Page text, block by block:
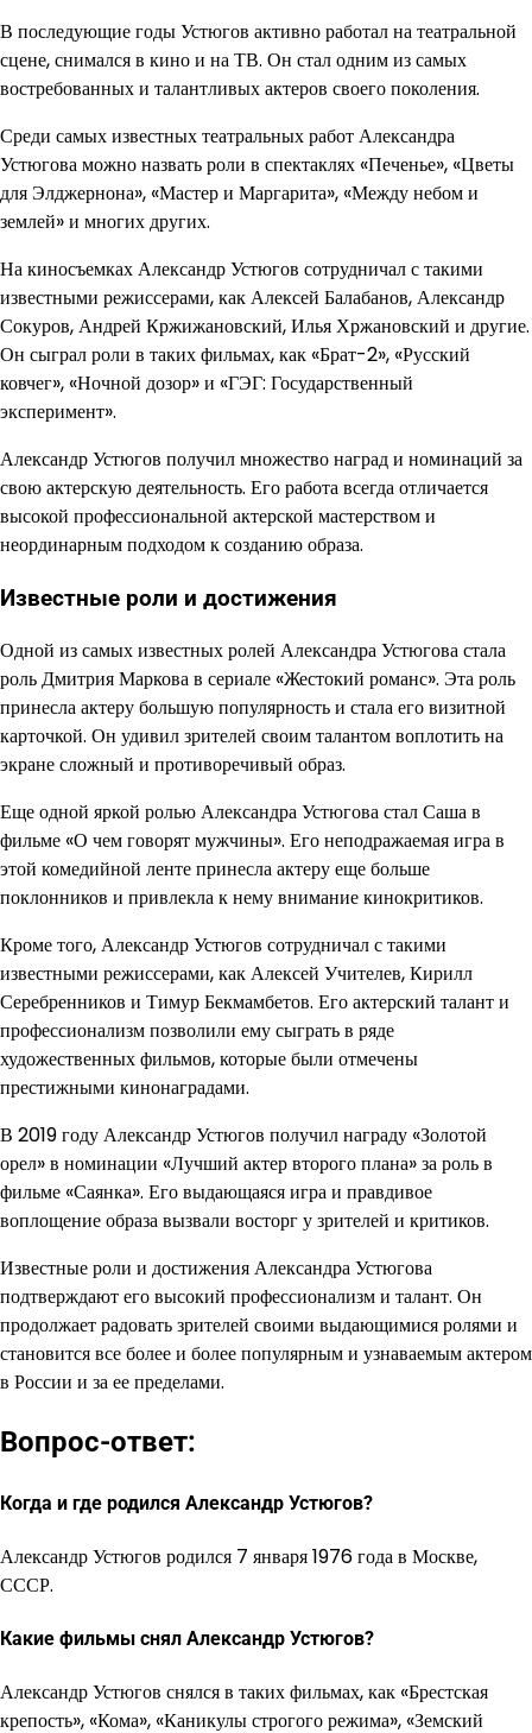
В последующие годы Устюгов активно работал на театральной
сцене, снимался в кино и на ТВ. Он стал одним из самых
востребованных и талантливых актеров своего поколения.
Среди самых известных театральных работ Александра
Устюгова можно назвать роли в спектаклях «Печенье», «Цветы
для Элджернона», «Мастер и Маргарита», «Между небом и
землей» и многих других.
На киносъемках Александр Устюгов сотрудничал с такими
известными режиссерами, как Алексей Балабанов, Александр
Сокуров, Андрей Кржижановский, Илья Хржановский и другие.
Он сыграл роли в таких фильмах, как «Брат-2», «Русский
ковчег», «Ночной дозор» и «ГЭГ: Государственный
эксперимент».
Александр Устюгов получил множество наград и номинаций за
свою актерскую деятельность. Его работа всегда отличается
высокой профессиональной актерской мастерством и
неординарным подходом к созданию образа.
Известные роли и достижения
Одной из самых известных ролей Александра Устюгова стала
роль Дмитрия Маркова в сериале «Жестокий романс». Эта роль
принесла актеру большую популярность и стала его визитной
карточкой. Он удивил зрителей своим талантом воплотить на
экране сложный и противоречивый образ.
Еще одной яркой ролью Александра Устюгова стал Саша в
фильме «О чем говорят мужчины». Его неподражаемая игра в
этой комедийной ленте принесла актеру еще больше
поклонников и привлекла к нему внимание кинокритиков.
Кроме того, Александр Устюгов сотрудничал с такими
известными режиссерами, как Алексей Учителев, Кирилл
Серебренников и Тимур Бекмамбетов. Его актерский талант и
профессионализм позволили ему сыграть в ряде
художественных фильмов, которые были отмечены
престижными кинонаградами.
В 2019 году Александр Устюгов получил награду «Золотой
орел» в номинации «Лучший актер второго плана» за роль в
фильме «Саянка». Его выдающаяся игра и правдивое
воплощение образа вызвали восторг у зрителей и критиков.
Известные роли и достижения Александра Устюгова
подтверждают его высокий профессионализм и талант. Он
продолжает радовать зрителей своими выдающимися ролями и
становится все более и более популярным и узнаваемым актером
в России и за ее пределами.
Вопрос-ответ:
Когда и где родился Александр Устюгов?
Александр Устюгов родился 7 января 1976 года в Москве,
СССР.
Какие фильмы снял Александр Устюгов?
Александр Устюгов снялся в таких фильмах, как «Брестская
крепость», «Кома», «Каникулы строгого режима», «Земский